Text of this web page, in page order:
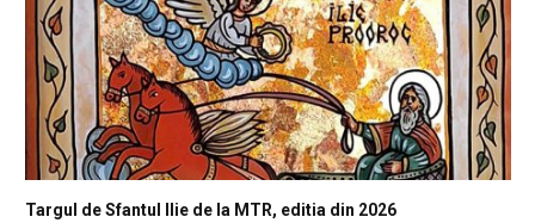
Targul de Sfantul Ilie de la MTR, editia din 2026